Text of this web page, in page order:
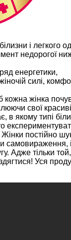
і легкого
недорогої
енергетики,
силі,
жінка
свої
в якому типі
постійно
самовираження,
Адже тільки
Уся